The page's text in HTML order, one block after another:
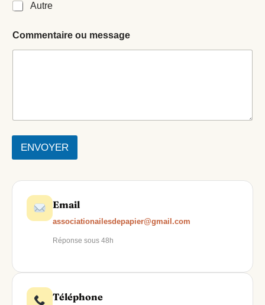
Autre
Commentaire ou message
ENVOYER
Email
associationailesdepapier@gmail.com
Réponse sous 48h
Téléphone